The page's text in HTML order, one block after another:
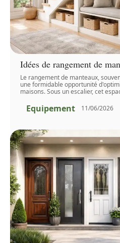
Idées de rangement de
Le rangement de manteaux,
une formidable opportunité
maisons. Sous un escalier, cet
Equipement 11/06/2026